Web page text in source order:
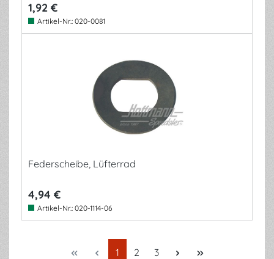
1,92 €
Artikel-Nr.: 020-0081
Federscheibe, Lüfterrad
4,94 €
Artikel-Nr.: 020-1114-06
Seite
1 Seite
2 Seite
3